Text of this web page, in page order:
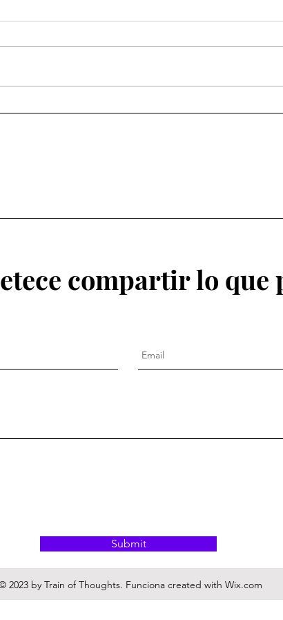
compartir lo que
Submit
2023 by Train of Thoughts. Funciona created with Wix.com